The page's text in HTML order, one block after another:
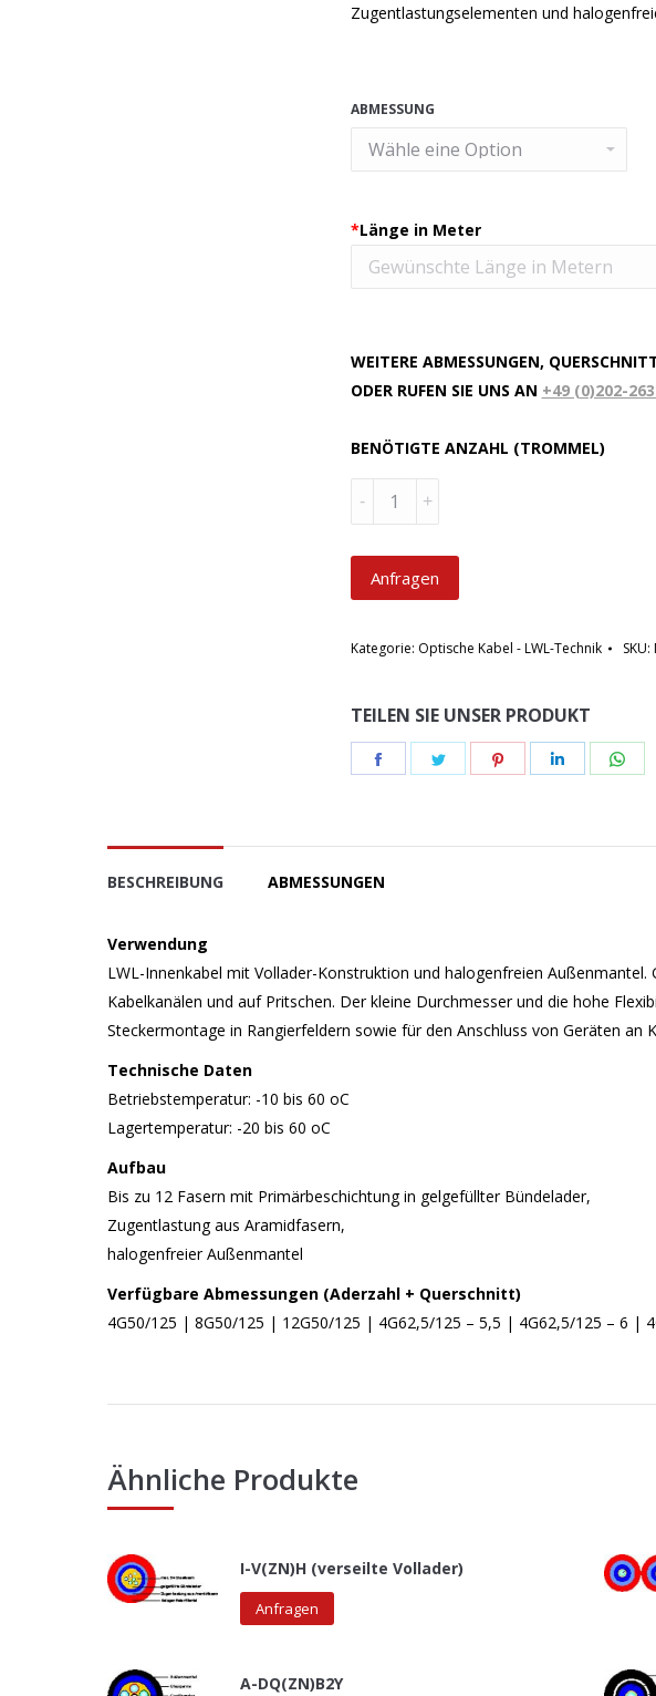
Zugentlastungselementen und
ABMESSUNG
*Länge in Meter
WEITERE ABMESSUNGEN,
ODER RUFEN SIE UNS AN +49 (0)202-
BENÖTIGTE ANZAHL (TROMMEL)
Menge
Anfragen
Kategorie: Optische Kabel - LWL-Technik SKU:
TEILEN SIE UNSER PRODUKT
Teilen
Teilen
Teilen
Teilen
BESCHREIBUNG ABMESSUNGEN
Verwendung
LWL-Innenkabel mit Vollader-Konstruktion und halogenfreien Außenmantel.
Kabelkanälen und auf Pritschen. Der kleine Durchmesser und die hohe
Steckermontage in Rangierfeldern sowie für den Anschluss von Geräten an
Technische Daten
Betriebstemperatur: -10 bis 60 oC
Lagertemperatur: -20 bis 60 oC
Aufbau
Bis zu 12 Fasern mit Primärbeschichtung in gelgefüllter Bündelader,
Zugentlastung aus Aramidfasern,
halogenfreier Außenmantel
Verfügbare Abmessungen (Aderzahl + Querschnitt)
4G50/125 | 8G50/125 | 12G50/125 | 4G62,5/125 – 5,5 | 4G62,5/125 – 6 |
Ähnliche Produkte
I-V(ZN)H (verseilte Vollader)
Anfragen
A-DQ(ZN)B2Y